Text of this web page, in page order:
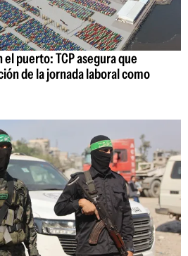
puerto: TCP asegura que
de la jornada laboral como